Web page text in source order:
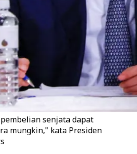
senjata dapat
mungkin," kata Presiden